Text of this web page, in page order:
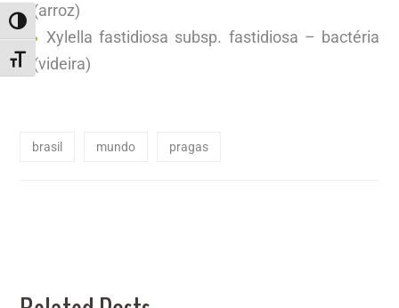
ALTERNAR ALTO CONTRASTE
ALTERNAR TAMANHO DA FONTE
(arroz)
Xylella fastidiosa subsp. fastidiosa – bactéria
(videira)
brasil mundo pragas